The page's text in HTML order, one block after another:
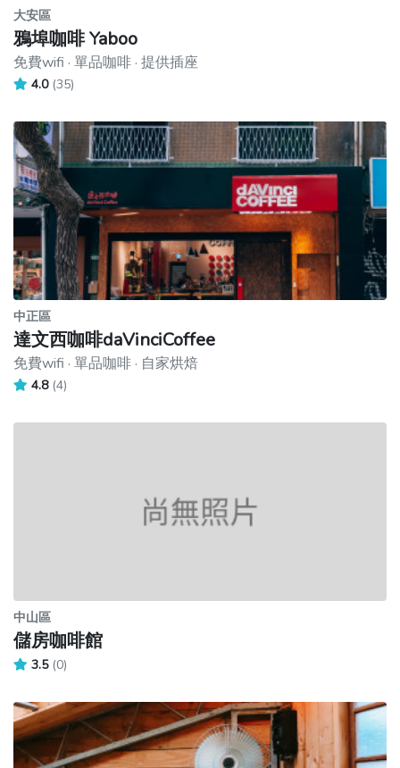
大安區
鴉埠咖啡 Yaboo
免費wifi · 單品咖啡 · 提供插座
4.0 (35)
中正區
達文西咖啡daVinciCoffee
免費wifi · 單品咖啡 · 自家烘焙
4.8 (4)
中山區
儲房咖啡館
3.5 (0)